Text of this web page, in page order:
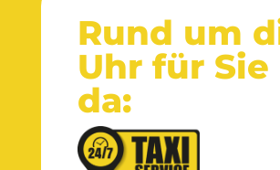
Rund um
Uhr für Sie
da: